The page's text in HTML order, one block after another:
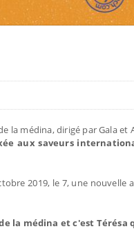
la médina, dirigé par Gala
aux saveurs
2019, le 7, une
la médina et c'est Térésa